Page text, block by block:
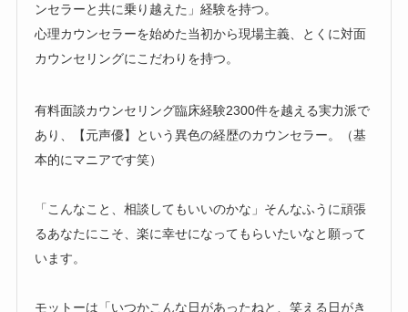
ンセラーと共に乗り越えた」経験を持つ。
心理カウンセラーを始めた当初から現場主義、とくに対面
カウンセリングにこだわりを持つ。
有料面談カウンセリング臨床経験2300件を越える実力派で
あり、【元声優】という異色の経歴のカウンセラー。（基
本的にマニアです笑）
「こんなこと、相談してもいいのかな」そんなふうに頑張
るあなたにこそ、楽に幸せになってもらいたいなと願って
います。
モットーは「いつかこんな日があったねと、笑える日がき